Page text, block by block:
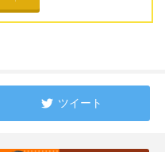
ツイート